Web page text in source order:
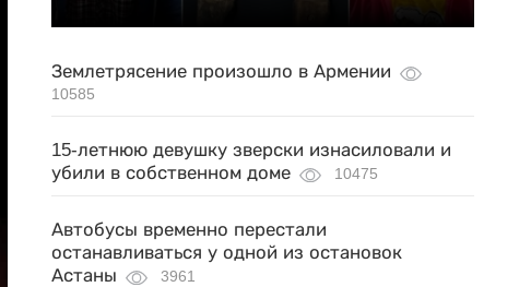
Землетрясение произошло в Армении
10585
15-летнюю девушку зверски изнасиловали и
убили в собственном доме
10475
Автобусы временно перестали
останавливаться у одной из остановок
Астаны
3961